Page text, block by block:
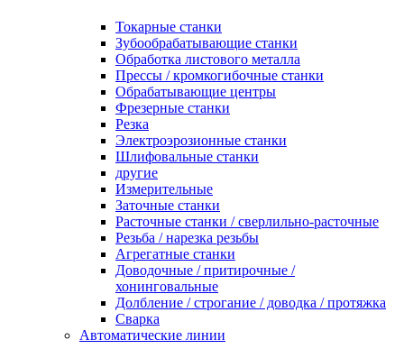
Токарные станки
Зубообрабатывающие станки
Обработка листового металла
Прессы / кромкогибочные станки
Обрабатывающие центры
Фрезерные станки
Резка
Электроэрозионные станки
Шлифовальные станки
другие
Измерительные
Заточные станки
Расточные станки / сверлильно-расточные
Резьба / нарезка резьбы
Агрегатные станки
Доводочные / притирочные /
хонинговальные
Долбление / строгание / доводка / протяжка
Сварка
Автоматические линии